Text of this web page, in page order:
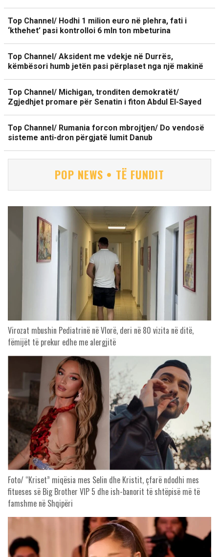
Top Channel/ Hodhi 1 milion euro në plehra, fati i
‘kthehet’ pasi kontrolloi 6 mln ton mbeturina
Top Channel/ Aksident me vdekje në Durrës,
këmbësori humb jetën pasi përplaset nga një makinë
Top Channel/ Michigan, tronditen demokratët/
Zgjedhjet promare për Senatin i fiton Abdul El-Sayed
Top Channel/ Rumania forcon mbrojtjen/ Do vendosë
sisteme anti-dron përgjatë lumit Danub
POP NEWS • TË FUNDIT
Virozat mbushin Pediatrinë në Vlorë, deri në 80 vizita në ditë,
fëmijët të prekur edhe me alergjitë
Foto/ “Kriset” miqësia mes Selin dhe Kristit, çfarë ndodhi mes
fitueses së Big Brother VIP 5 dhe ish-banorit të shtëpisë më të
famshme në Shqipëri